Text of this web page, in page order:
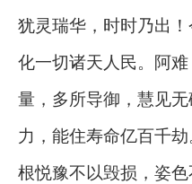
犹灵瑞华，时时乃出
化一切诸天人民。阿
量，多所导御，慧见
力，能住寿命亿百千
根悦豫不以毁损，姿